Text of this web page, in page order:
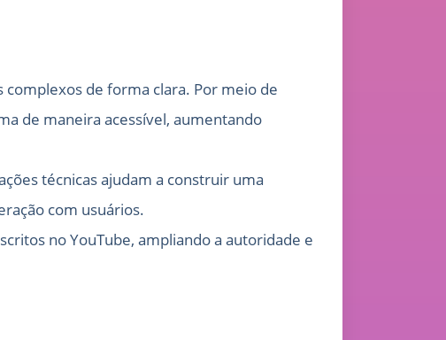
de forma clara. Por meio de
de maneira acessível, aumentando
técnicas ajudam a construir uma
com usuários.
no YouTube, ampliando a autoridade e